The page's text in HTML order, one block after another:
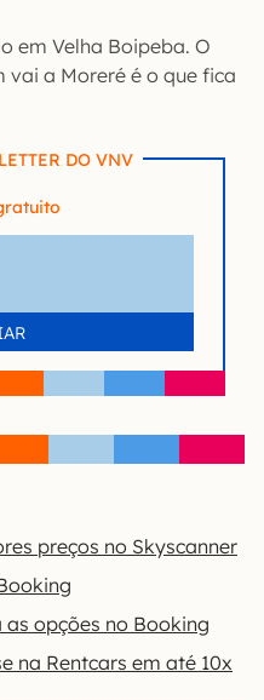
em Velha Boipeba. O
vai a Moreré é o que fica
DO VNV
preços no Skyscanner
as opções no Booking
na Rentcars em até 10x